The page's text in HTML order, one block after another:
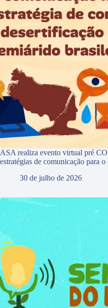
ASA realiza evento virtual pré
estratégias de comunicação para
30 de julho de 2026